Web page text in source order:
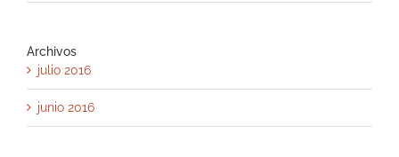
Archivos
julio 2016
junio 2016